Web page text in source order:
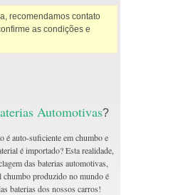
recomendamos contato
as condições e
Automotivas?
é auto-suficiente em chumbo e
é importado? Esta realidade,
das baterias automotivas,
chumbo produzido no mundo é
baterias dos nossos carros!